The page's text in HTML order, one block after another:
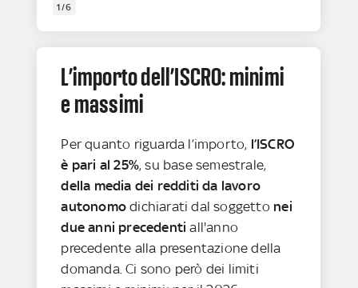
1/6
L’importo dell’ISCRO: minimi
e massimi
Per quanto riguarda l’importo, l’ISCRO
è pari al 25%, su base semestrale,
della media dei redditi da lavoro
autonomodichiarati dal soggetto nei
due anni precedenti all'anno
precedente alla presentazione della
domanda. Ci sono però dei limiti